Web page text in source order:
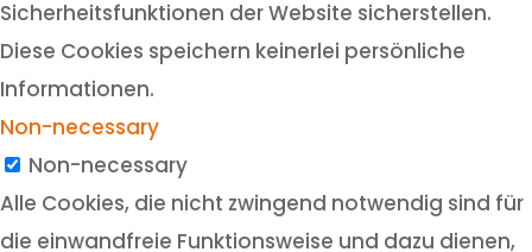
Sicherheitsfunktionen der Website sicherstellen.
Diese Cookies speichern keinerlei persönliche
Informationen.
Non-necessary
Non-necessary
Alle Cookies, die nicht zwingend notwendig sind für
die einwandfreie Funktionsweise und dazu dienen,